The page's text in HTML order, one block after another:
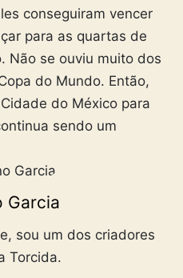
conseguiram vencer
para as quartas de
Não se ouviu muito dos
do Mundo. Então,
do México para
sendo um
Garcia
sou um dos criadores
Torcida.